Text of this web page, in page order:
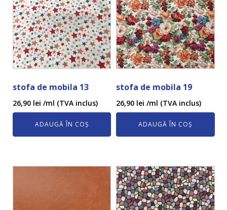
stofa de mobila 13
26,90 lei /ml (TVA inclus)
ADAUGĂ ÎN COȘ
stofa de mobila 19
26,90 lei /ml (TVA inclus)
ADAUGĂ ÎN COȘ